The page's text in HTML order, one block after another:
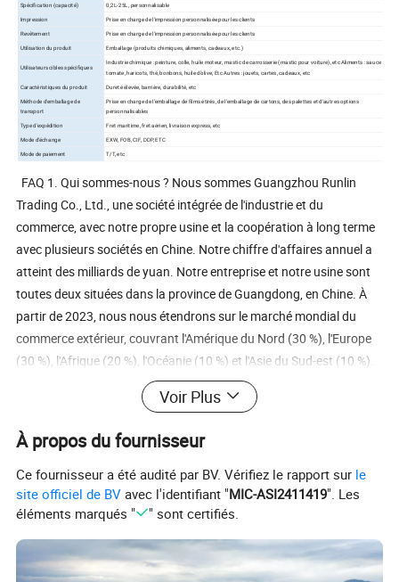
Spécification (capacité)
0,2L-25L, personnalisable
Impression
Prise en charge de l'impression personnalisée pour les clients
Revêtement
Prise en charge de l'impression personnalisée pour les clients
Utilisation du produit
Emballage (produits chimiques, aliments, cadeaux, etc.)
Utilisateurs cibles spécifiques
Industrie chimique : peinture, colle, huile moteur, mastic de carrosserie (mastic pour voiture), etc Aliments : sauce
tomate, haricots, thé, bonbons, huile d'olive, Etc Autres : jouets, cartes, cadeaux, etc
Caractéristiques du produit
Dureté élevée, barrière, durabilité, etc
Méthode d'emballage de
transport
Prise en charge de l'emballage de films étirés, de l'emballage de cartons, des palettes et d'autres options
personnalisables
Type d'expédition
Fret maritime, fret aérien, livraison express, etc
Mode d'échange
EXW, FOB, CIF, DDP, ETC
Mode de paiement T/T, etc
FAQ 1. Qui sommes-nous ? Nous sommes Guangzhou Runlin
Trading Co., Ltd., une société intégrée de l'industrie et du
commerce, avec notre propre usine et la coopération à long terme
avec plusieurs sociétés en Chine. Notre chiffre d'affaires annuel a
atteint des milliards de yuan. Notre entreprise et notre usine sont
toutes deux situées dans la province de Guangdong, en Chine. À
partir de 2023, nous nous étendrons sur le marché mondial du
commerce extérieur, couvrant l'Amérique du Nord (30 %), l'Europe
(30 %), l'Afrique (20 %), l'Océanie (10 %) et l'Asie du Sud-est (10 %).
Notre couverture du marché du commerce extérieur est vaste et
nous pouvons fournir des produits et des services de haute
qualité. En nous appuyant sur notre force, nos clients peuvent
nous faire confiance et nous pouvons rapidement nous
positionner sur le marché du commerce extérieur mondial. 2.
Comment assurer la qualité ? Avant de confirmer la transaction de
commande, les clients peuvent obtenir des échantillons de
préproduction pour garantir la satisfaction de la clientèle quant à
la qualité avant de commencer la production en masse.
Voir Plus
À propos du fournisseur
Ce fournisseur a été audité par BV. Vérifiez le rapport sur le
site officiel de BV avec l'identifiant "MIC-ASI2411419". Les
éléments marqués "
" sont certifiés.